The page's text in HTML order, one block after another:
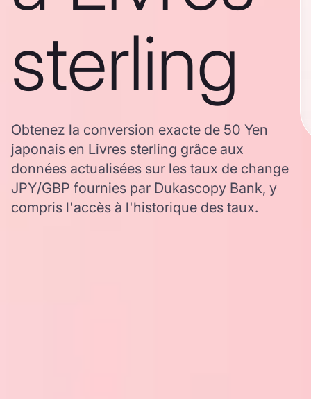
sterling
Obtenez la conversion exacte de 50 Yen
japonais en Livres sterling grâce aux
données actualisées sur les taux de change
JPY/GBP fournies par Dukascopy Bank, y
compris l'accès à l'historique des taux.